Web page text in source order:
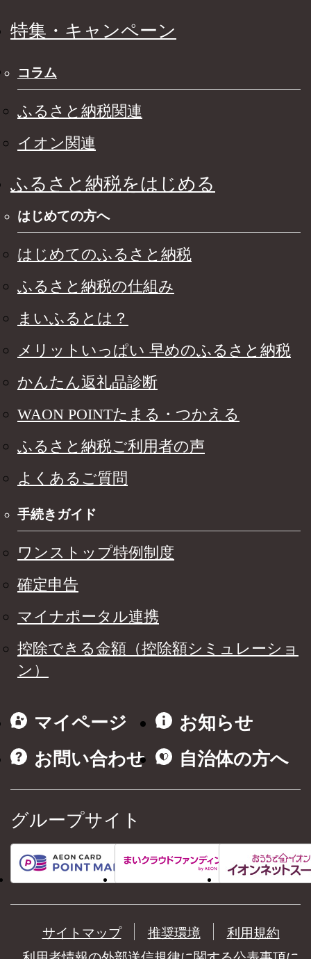
特集・キャンペーン
コラム
ふるさと納税関連
イオン関連
ふるさと納税をはじめる
はじめての方へ
はじめてのふるさと納税
ふるさと納税の仕組み
まいふるとは？
メリットいっぱい 早めのふるさと納税
かんたん返礼品診断
WAON POINTたまる・つかえる
ふるさと納税ご利用者の声
よくあるご質問
手続きガイド
ワンストップ特例制度
確定申告
マイナポータル連携
控除できる金額（控除額シミュレーショ
ン）
マイページ
お知らせ
お問い合わせ
自治体の方へ
グループサイト
サイトマップ 推奨環境
利用規約